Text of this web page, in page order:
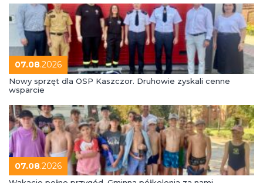
07.08.2026
Nowy sprzęt dla OSP Kaszczor. Druhowie zyskali cenne
wsparcie
07.08.2026